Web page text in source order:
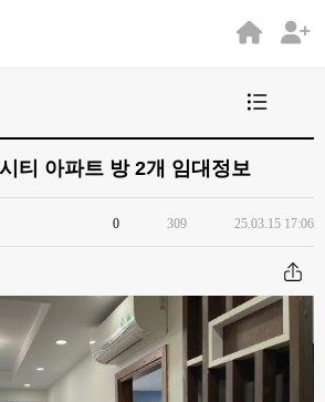
티 아파트 방 2개 임대정보
0 309 25.03.15 17:06